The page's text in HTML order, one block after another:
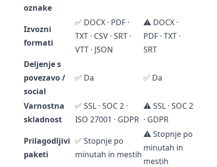
oznake
Izvozni
formati
✅ DOCX · PDF ·
TXT · CSV · SRT ·
VTT · JSON
⚠️ DOCX ·
PDF · TXT ·
SRT
Deljenje s
povezavo /
social
✅ Da ✅ Da
Varnostna
skladnost
✅ SSL · SOC 2 ·
ISO 27001 · GDPR
⚠️ SSL · SOC 2
· GDPR
Prilagodljivi
paketi
✅ Stopnje po
minutah in mestih
⚠️ Stopnje po
minutah in
mestih